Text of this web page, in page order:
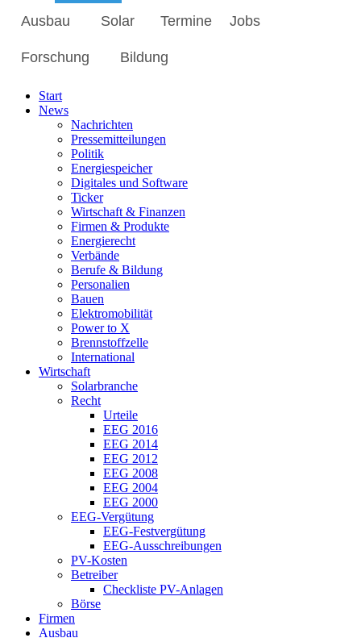
Ausbau Solar Termine Jobs
Forschung Bildung
Start
News
Nachrichten
Pressemitteilungen
Politik
Energiespeicher
Digitales und Software
Ticker
Wirtschaft & Finanzen
Firmen & Produkte
Energierecht
Verbände
Berufe & Bildung
Personalien
Bauen
Elektromobilität
Power to X
Brennstoffzelle
International
Wirtschaft
Solarbranche
Recht
Urteile
EEG 2016
EEG 2014
EEG 2012
EEG 2008
EEG 2004
EEG 2000
EEG-Vergütung
EEG-Festvergütung
EEG-Ausschreibungen
PV-Kosten
Betreiber
Checkliste PV-Anlagen
Börse
Firmen
Ausbau